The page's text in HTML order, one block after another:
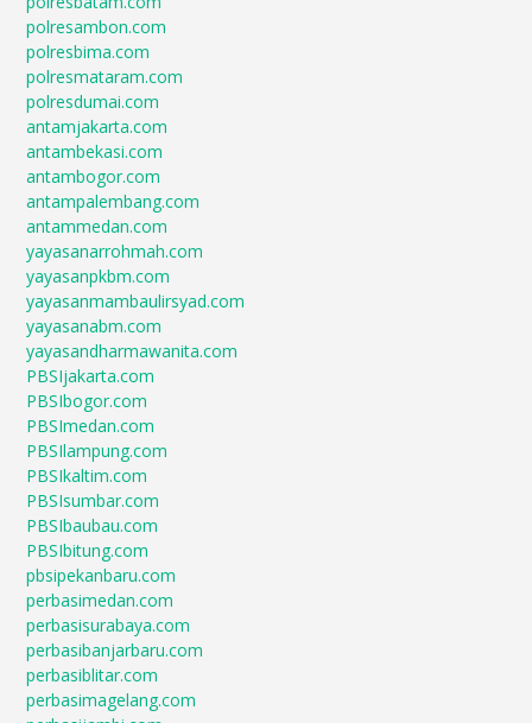
polresambon.com
polresbima.com
polresmataram.com
polresdumai.com
antamjakarta.com
antambekasi.com
antambogor.com
antampalembang.com
antammedan.com
yayasanarrohmah.com
yayasanpkbm.com
yayasanmambaulirsyad.com
yayasanabm.com
yayasandharmawanita.com
PBSIjakarta.com
PBSIbogor.com
PBSImedan.com
PBSIlampung.com
PBSIkaltim.com
PBSIsumbar.com
PBSIbaubau.com
PBSIbitung.com
pbsipekanbaru.com
perbasimedan.com
perbasisurabaya.com
perbasibanjarbaru.com
perbasiblitar.com
perbasimagelang.com